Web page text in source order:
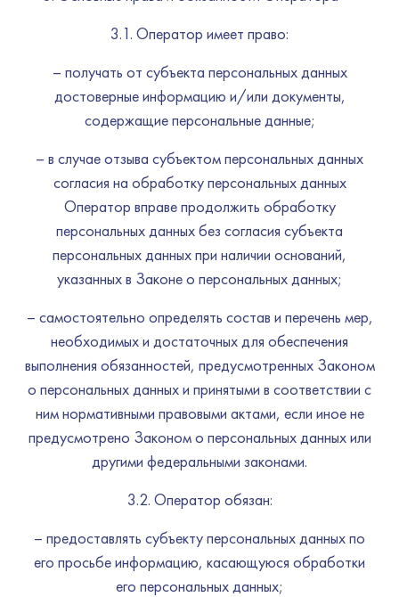
3.1. Оператор имеет право:
– получать от субъекта персональных данных
достоверные информацию и/или документы,
содержащие персональные данные;
– в случае отзыва субъектом персональных данных
согласия на обработку персональных данных
Оператор вправе продолжить обработку
персональных данных без согласия субъекта
персональных данных при наличии оснований,
указанных в Законе о персональных данных;
– самостоятельно определять состав и перечень мер,
необходимых и достаточных для обеспечения
выполнения обязанностей, предусмотренных Законом
о персональных данных и принятыми в соответствии с
ним нормативными правовыми актами, если иное не
предусмотрено Законом о персональных данных или
другими федеральными законами.
3.2. Оператор обязан:
– предоставлять субъекту персональных данных по
его просьбе информацию, касающуюся обработки
его персональных данных;